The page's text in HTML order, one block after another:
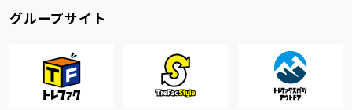
グループサイト